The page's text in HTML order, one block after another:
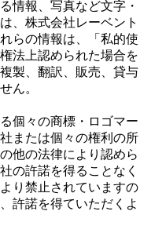
情報、写真など文字・
、株式会社レーベント
らの情報は、「私的使
法上認められた場合を
製、翻訳、販売、貸与
ん。
個々の商標・ロゴマー
または個々の権利の所
他の法律により認めら
の許諾を得ることなく
り禁止されていますの
許諾を得ていただくよ